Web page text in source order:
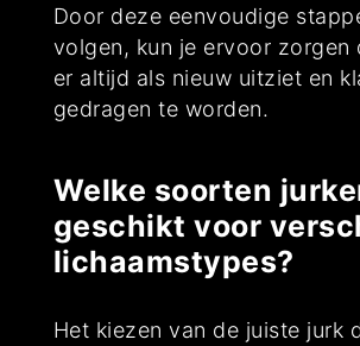
Door deze eenvoudige
volgen, kun je ervoor zorgen
er altijd als nieuw uitziet en
gedragen te worden.
Welke soorten
geschikt voor
lichaamstypes?
Het kiezen van de juiste jurk